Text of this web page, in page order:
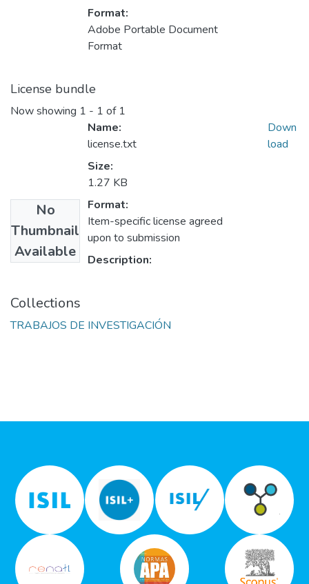
Format:
Adobe Portable Document
Format
License bundle
Now showing 1 - 1 of 1
No
Thumbnail
Available
Name:
license.txt
Size:
1.27 KB
Format:
Item-specific license agreed
upon to submission
Description:
Down
load
Collections
TRABAJOS DE INVESTIGACIÓN